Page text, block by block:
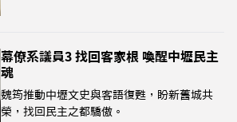
幕僚系議員3 找回客家根 喚醒中壢民主
魂
魏筠推動中壢文史與客語復甦，盼新舊城共
榮，找回民主之都驕傲。